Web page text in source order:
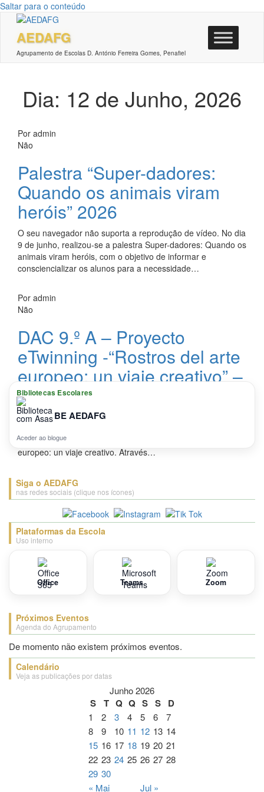
Saltar para o conteúdo
AEDAFG
Agrupamento de Escolas D. António Ferreira Gomes, Penafiel
Dia: 12 de Junho, 2026
Por admin
Não
Palestra “Super-dadores:
Quando os animais viram
heróis” 2026
O seu navegador não suporta a reprodução de vídeo. No dia
9 de junho, realizou-se a palestra Super-dadores: Quando os
animais viram heróis, com o objetivo de informar e
consciencializar os alunos para a necessidade…
Por admin
Não
DAC 9.º A – Proyecto
eTwinning -“Rostros del arte
europeo: un viaje creativo” –
2025-2026
Ao longo deste ano letivo, os alunos do 9.º A embarcaram
âmbito do DAC e do projeto eTwinning Rostros del arte
europeo: un viaje creativo. Através…
Bibliotecas Escolares
BE AEDAFG
Aceder ao blogue
Siga o AEDAFG
nas redes sociais (clique nos ícones)
Plataformas da Escola
Uso interno
Office Teams Zoom
Próximos Eventos
Agenda do Agrupamento
De momento não existem próximos eventos.
Calendário
Veja as publicações por datas
Junho 2026
S T Q Q S S D
« Mai Jul »
1 2 3 4 5 6
7
8
9 10 11 12 13 14
15 16 17 18 19 20 21
22 23 24 25 26 27 28
29 30